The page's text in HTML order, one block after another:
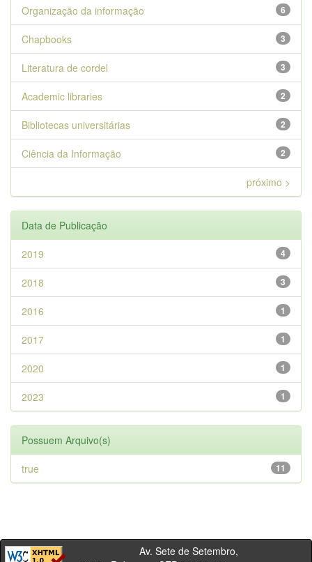
6
Organização da informação
3
Chapbooks
3
Literatura de cordel
2
Academic libraries
2
Bibliotecas universitárias
2
Ciência da Informação
próximo >
Data de Publicação
4
2019
3
2018
1
2016
1
2017
1
2020
1
2023
Possuem Arquivo(s)
11
true
Av. Sete de Setembro,